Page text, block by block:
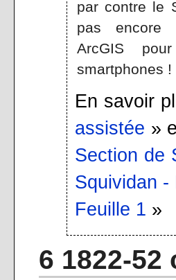
par contre le
pas encore
ArcGIS
smartphones !
En savoir
assistée »
Section de
Squividan -
Feuille 1 »
6 1822-